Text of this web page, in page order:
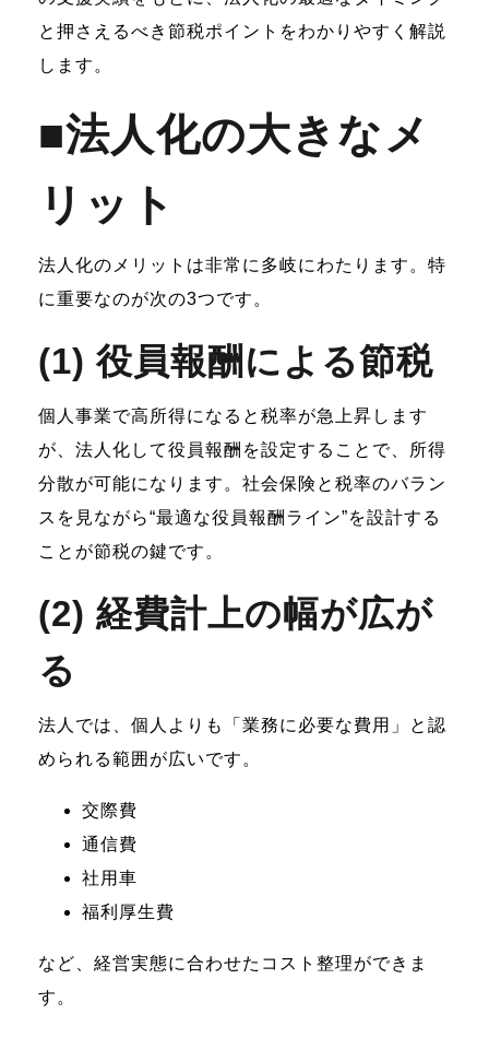
と押さえるべき節税ポイントをわかりやすく解説
します。
■法人化の大きなメ
リット
法人化のメリットは非常に多岐にわたります。特
に重要なのが次の3つです。
(1) 役員報酬による節税
個人事業で高所得になると税率が急上昇します
が、法人化して役員報酬を設定することで、所得
分散が可能になります。社会保険と税率のバラン
スを見ながら“最適な役員報酬ライン”を設計する
ことが節税の鍵です。
(2) 経費計上の幅が広が
る
法人では、個人よりも「業務に必要な費用」と認
められる範囲が広いです。
交際費
通信費
社用車
福利厚生費
など、経営実態に合わせたコスト整理ができま
す。